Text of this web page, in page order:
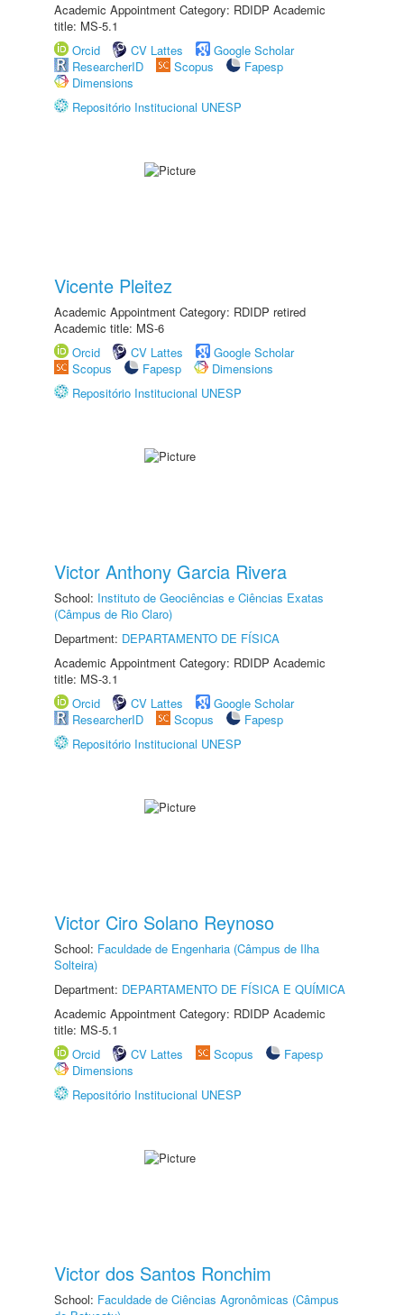
Academic Appointment Category: RDIDP Academic
title: MS-5.1
Orcid
CV Lattes
Google Scholar
ResearcherID
Scopus
Fapesp
Dimensions
Repositório Institucional UNESP
Vicente Pleitez
Academic Appointment Category: RDIDP retired
Academic title: MS-6
Orcid
CV Lattes
Google Scholar
Scopus
Fapesp
Dimensions
Repositório Institucional UNESP
Victor Anthony Garcia Rivera
School: Instituto de Geociências e Ciências Exatas
(Câmpus de Rio Claro)
Department: DEPARTAMENTO DE FÍSICA
Academic Appointment Category: RDIDP Academic
title: MS-3.1
Orcid
CV Lattes
Google Scholar
ResearcherID
Scopus
Fapesp
Repositório Institucional UNESP
Victor Ciro Solano Reynoso
School: Faculdade de Engenharia (Câmpus de Ilha
Solteira)
Department: DEPARTAMENTO DE FÍSICA E QUÍMICA
Academic Appointment Category: RDIDP Academic
title: MS-5.1
Orcid
CV Lattes Scopus
Fapesp
Dimensions
Repositório Institucional UNESP
Victor dos Santos Ronchim
School: Faculdade de Ciências Agronômicas (Câmpus